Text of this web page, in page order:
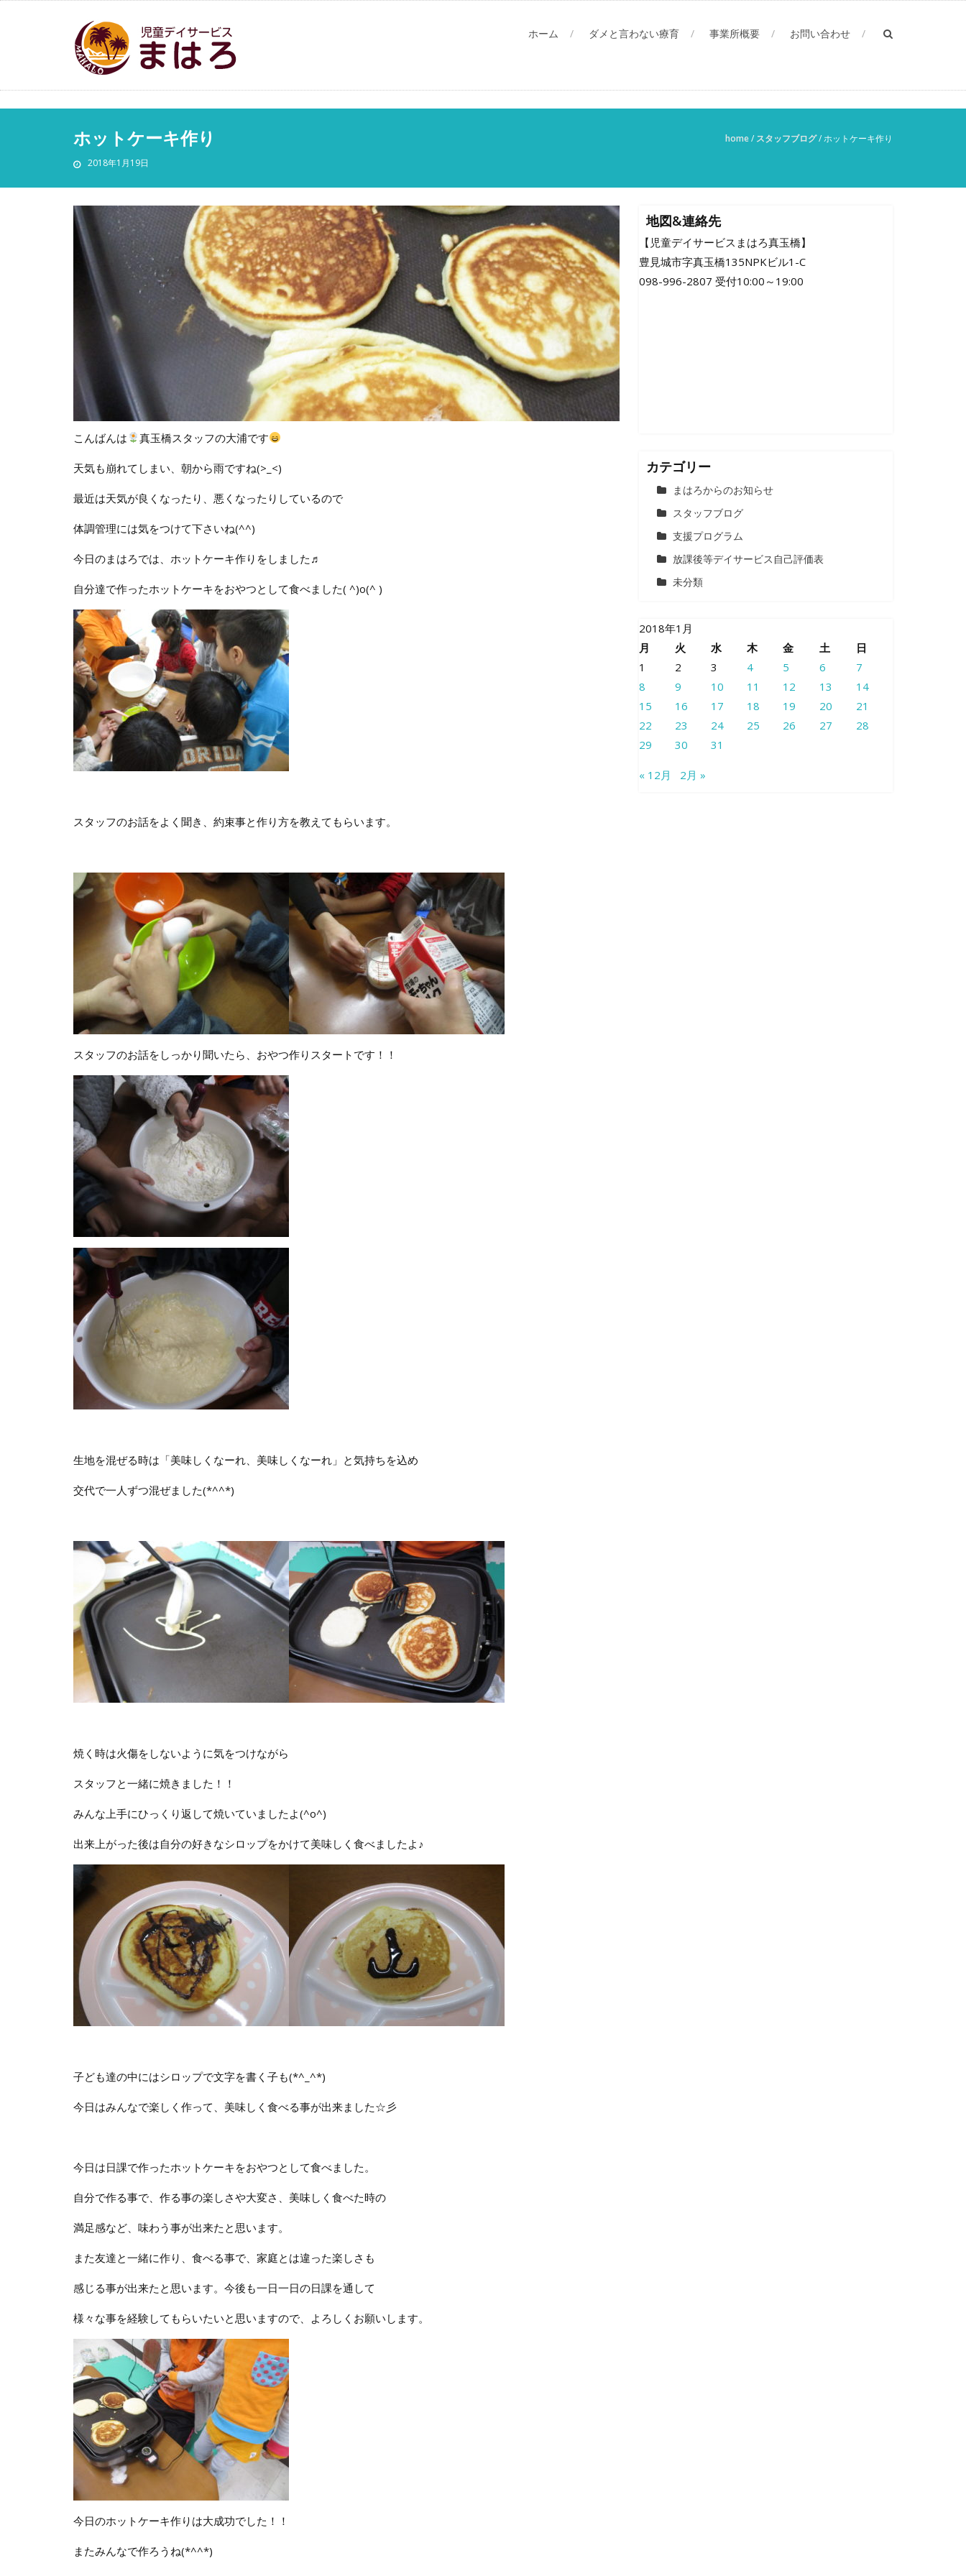
ホーム ダメと言わない療育 事業所概要 お問い合わせ
ホットケーキ作り
2018年1月19日
home/ スタッフブログ/ホットケーキ作り
こんばんは 真玉橋スタッフの大浦です
天気も崩れてしまい、朝から雨ですね(>_<)
最近は天気が良くなったり、悪くなったりしているので
体調管理には気をつけて下さいね(^^)
今日のまはろでは、ホットケーキ作りをしました♬
自分達で作ったホットケーキをおやつとして食べました( ^)o(^ )
スタッフのお話をよく聞き、約束事と作り方を教えてもらいます。
スタッフのお話をしっかり聞いたら、おやつ作りスタートです！！
生地を混ぜる時は「美味しくなーれ、美味しくなーれ」と気持ちを込め
交代で一人ずつ混ぜました(*^^*)
焼く時は火傷をしないように気をつけながら
スタッフと一緒に焼きました！！
みんな上手にひっくり返して焼いていましたよ(^o^)
出来上がった後は自分の好きなシロップをかけて美味しく食べましたよ♪
子ども達の中にはシロップで文字を書く子も(*^_^*)
今日はみんなで楽しく作って、美味しく食べる事が出来ました☆彡
今日は日課で作ったホットケーキをおやつとして食べました。
自分で作る事で、作る事の楽しさや大変さ、美味しく食べた時の
満足感など、味わう事が出来たと思います。
また友達と一緒に作り、食べる事で、家庭とは違った楽しさも
感じる事が出来たと思います。今後も一日一日の日課を通して
様々な事を経験してもらいたいと思いますので、よろしくお願いします。
今日のホットケーキ作りは大成功でした！！
またみんなで作ろうね(*^^*)
地図&連絡先
【児童デイサービスまはろ真玉橋】
豊見城市字真玉橋135NPKビル1-C
098-996-2807 受付10:00～19:00
カテゴリー
まはろからのお知らせ
スタッフブログ
支援プログラム
放課後等デイサービス自己評価表
未分類
2018年1月
月
火 水 木 金 土
日
1
2 3 4 5 6
7
8
9 10 11 12 13
14
15
16 17 18 19 20
21
22
23 24 25 26 27
28
29
30 31
« 12月 2月 »